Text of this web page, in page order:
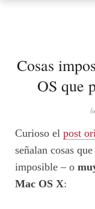
Cosas
OS que
Curioso el post
señalan cosas que
imposible – o
Mac OS X: